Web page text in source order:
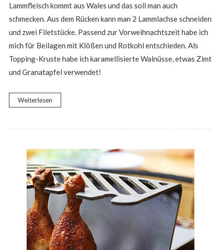
Lammfleisch kommt aus Wales und das soll man auch
schmecken. Aus dem Rücken kann man 2 Lammlachse schneiden
und zwei Filetstücke. Passend zur Vorweihnachtszeit habe ich
mich für Beilagen mit Klößen und Rotkohl entschieden. Als
Topping-Kruste habe ich karamellisierte Walnüsse, etwas Zimt
und Granatapfel verwendet!
Weiterlesen